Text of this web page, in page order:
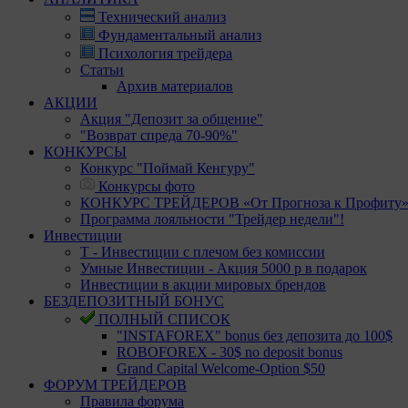
Технический анализ
Фундаментальный анализ
Психология трейдера
Статьи
Архив материалов
АКЦИИ
Акция "Депозит за общение"
"Возврат спреда 70-90%"
КОНКУРСЫ
Конкурс "Поймай Кенгуру"
Конкурсы фото
КОНКУРС ТРЕЙДЕРОВ «От Прогноза к Профиту»
Программа лояльности "Трейдер недели"!
Инвестиции
Т - Инвестиции с плечом без комиссии
Умные Инвестиции - Акция 5000 р в подарок
Инвестиции в акции мировых брендов
БЕЗДЕПОЗИТНЫЙ БОНУС
ПОЛНЫЙ СПИСОК
"INSTAFOREX" bonus без депозита до 100$
ROBOFOREX - 30$ no deposit bonus
Grand Capital Welcome-Option $50
ФОРУМ ТРЕЙДЕРОВ
Правила форума